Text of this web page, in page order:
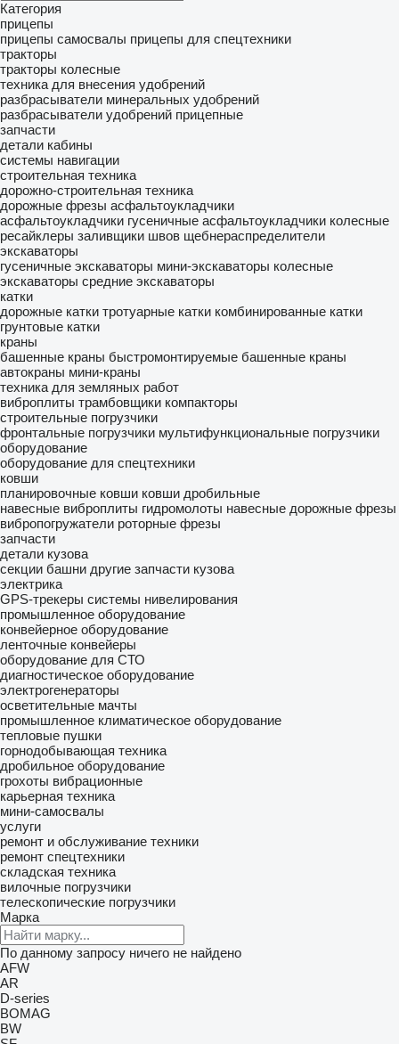
Категория
прицепы
прицепы самосвалы прицепы для спецтехники
тракторы
тракторы колесные
техника для внесения удобрений
разбрасыватели минеральных удобрений
разбрасыватели удобрений прицепные
запчасти
детали кабины
системы навигации
строительная техника
дорожно-строительная техника
дорожные фрезы асфальтоукладчики
асфальтоукладчики гусеничные асфальтоукладчики колесные
ресайклеры заливщики швов щебнераспределители
экскаваторы
гусеничные экскаваторы мини-экскаваторы колесные
экскаваторы средние экскаваторы
катки
дорожные катки тротуарные катки комбинированные катки
грунтовые катки
краны
башенные краны быстромонтируемые башенные краны
автокраны мини-краны
техника для земляных работ
виброплиты трамбовщики компакторы
строительные погрузчики
фронтальные погрузчики мультифункциональные погрузчики
оборудование
оборудование для спецтехники
ковши
планировочные ковши ковши дробильные
навесные виброплиты гидромолоты навесные дорожные фрезы
вибропогружатели роторные фрезы
запчасти
детали кузова
секции башни другие запчасти кузова
электрика
GPS-трекеры системы нивелирования
промышленное оборудование
конвейерное оборудование
ленточные конвейеры
оборудование для СТО
диагностическое оборудование
электрогенераторы
осветительные мачты
промышленное климатическое оборудование
тепловые пушки
горнодобывающая техника
дробильное оборудование
грохоты вибрационные
карьерная техника
мини-самосвалы
услуги
ремонт и обслуживание техники
ремонт спецтехники
складская техника
вилочные погрузчики
телескопические погрузчики
Марка
По данному запросу ничего не найдено
AFW
AR
D-series
BOMAG
BW